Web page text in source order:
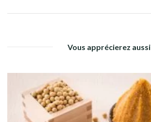
Vous apprécierez aussi